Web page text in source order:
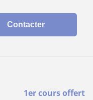
Contacter
1er cours offert